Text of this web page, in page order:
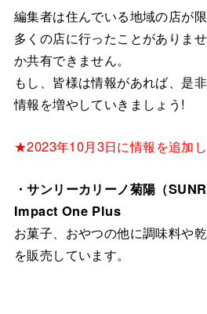
編集者は住んでいる地域の店が
多くの店に行ったことがありま
か共有できません。
もし、皆様は情報があれば、是
情報を増やしていきましょう!
★2023年10月3日に情報を追加し
・サンリーカリーノ菊陽（
Impact One Plus
お菓子、おやつの他に調味料や
を販売しています。